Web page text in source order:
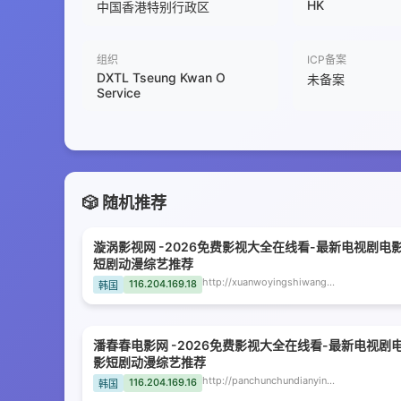
中国香港特别行政区 HK
组织
DXTL Tseung Kwan O
Service
ICP备案
未备案
🎲 随机推荐
漩涡影视网 -2026免费影视大全在线看-最新电视剧电
短剧动漫综艺推荐
韩国 116.204.169.18 http://xuanwoyingshiwang.bckqn.com
潘春春电影网 -2026免费影视大全在线看-最新电视剧
影短剧动漫综艺推荐
韩国 116.204.169.16 http://panchunchundianyingwang.dzxdbi.com